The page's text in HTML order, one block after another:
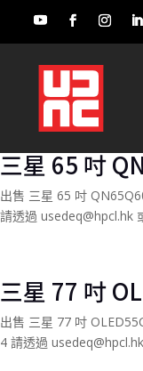
三星 65 吋
出售 三星 65 吋
請透過 usedeq@hpcl.hk
三星 77 吋
出售 三星 77 吋
4 請透過